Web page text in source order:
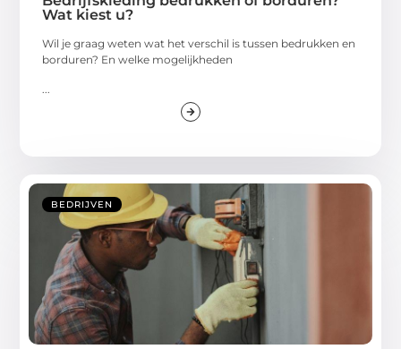
Wat kiest u?
Wil je graag weten wat het verschil is tussen bedrukken en
borduren? En welke mogelijkheden
BEDRIJVEN